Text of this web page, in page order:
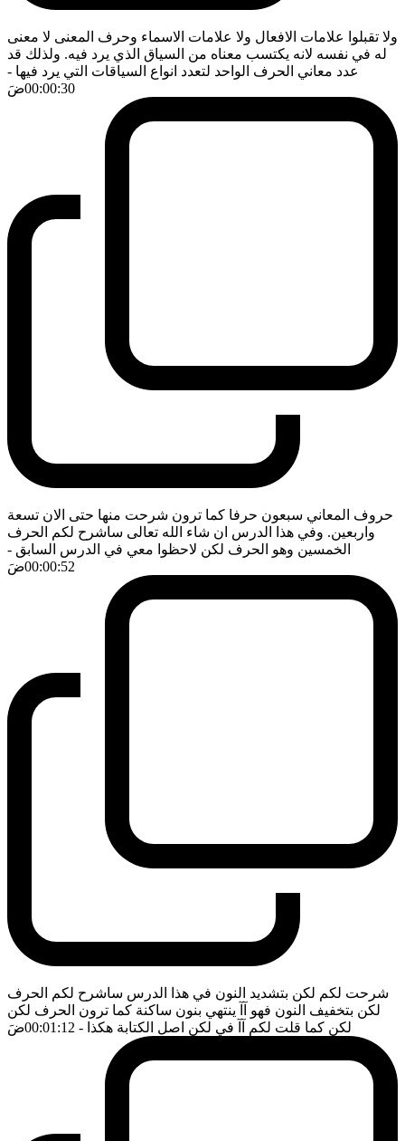
ولا تقبلوا علامات الافعال ولا علامات الاسماء وحرف المعنى لا معنى
له في نفسه لانه يكتسب معناه من السياق الذي يرد فيه. ولذلك قد
عدد معاني الحرف الواحد لتعدد انواع السياقات التي يرد فيها -
00:00:30ضَ
حروف المعاني سبعون حرفا كما ترون شرحت منها حتى الان تسعة
واربعين. وفي هذا الدرس ان شاء الله تعالى ساشرح لكم الحرف
الخمسين وهو الحرف لكن لاحظوا معي في الدرس السابق -
00:00:52ضَ
شرحت لكم لكن بتشديد النون في هذا الدرس ساشرح لكم الحرف
لكن بتخفيف النون فهو آآ ينتهي بنون ساكنة كما ترون الحرف لكن
لكن كما قلت لكم آآ في لكن اصل الكتابة هكذا - 00:01:12 ضَ